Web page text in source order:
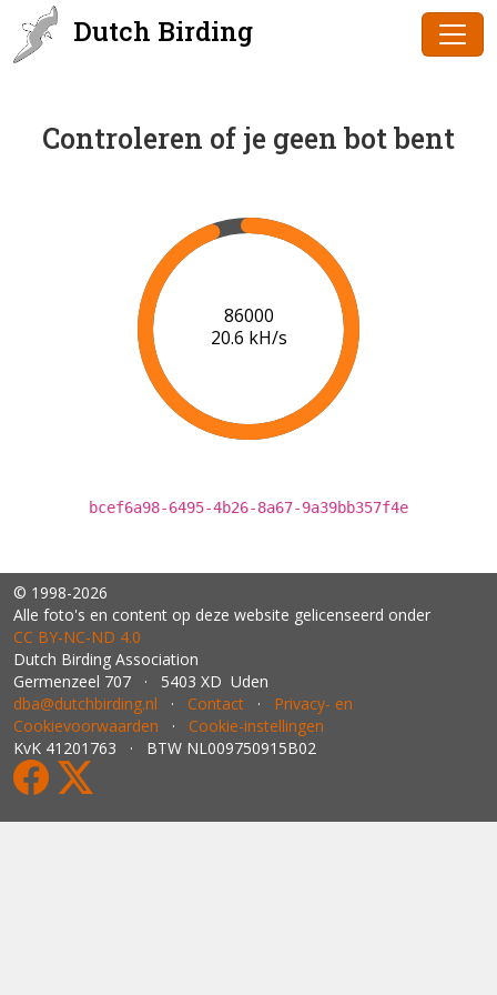
Dutch Birding
Controleren of je geen bot bent
88000
20.7 kH/s
bcef6a98-6495-4b26-8a67-9a39bb357f4e
© 1998-2026
Alle foto's en content op deze website gelicenseerd onder
CC BY‑NC‑ND 4.0
Dutch Birding Association
Germenzeel 707 · 5403 XD Uden
dba@dutchbirding.nl · Contact · Privacy- en
Cookievoorwaarden · Cookie-instellingen
KvK 41201763 · BTW NL009750915B02